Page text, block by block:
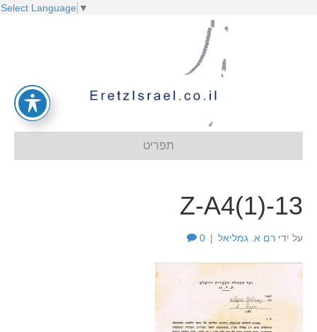
Select Language ▼
תפריט
Z-A4(1)-13
על ידי רם א. גמליאל |
0